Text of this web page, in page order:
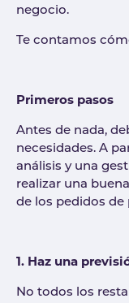
negocio.
Te contamos
Primeros pasos
Antes de nada,
necesidades. A
análisis y una
realizar una
de los pedidos de
1. Haz una
No todos los